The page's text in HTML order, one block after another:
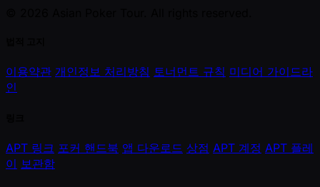
이용약관 개인정보 처리방침 토너먼트 규칙 미디어 가이드라
인
APT 링크 포커 핸드북 앱 다운로드 상점 APT 계정 APT 플레
이 보관함